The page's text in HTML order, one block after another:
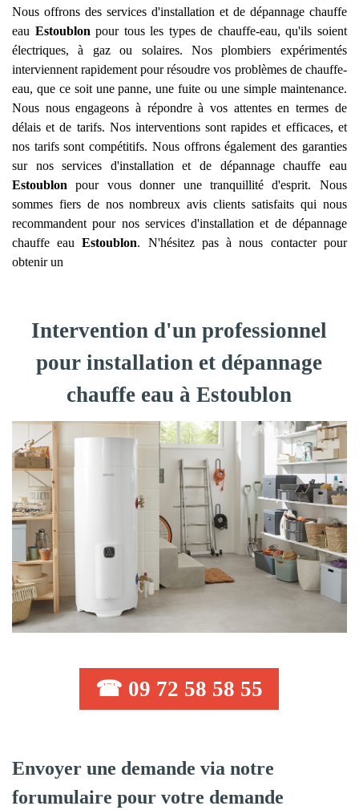
Nous offrons des services d'installation et de dépannage chauffe
eau Estoublon pour tous les types de chauffe-eau, qu'ils soient
électriques, à gaz ou solaires. Nos plombiers expérimentés
interviennent rapidement pour résoudre vos problèmes de chauffe-
eau, que ce soit une panne, une fuite ou une simple maintenance.
Nous nous engageons à répondre à vos attentes en termes de
délais et de tarifs. Nos interventions sont rapides et efficaces, et
nos tarifs sont compétitifs. Nous offrons également des garanties
sur nos services d'installation et de dépannage chauffe eau
Estoublon pour vous donner une tranquillité d'esprit. Nous
sommes fiers de nos nombreux avis clients satisfaits qui nous
recommandent pour nos services d'installation et de dépannage
chauffe eauEstoublon. N'hésitez pas à nous contacter pour
obtenir un
Intervention d'un professionnel
pour installation et dépannage
chauffe eau à Estoublon
☎ 09 72 58 58 55
Envoyer une demande via notre
forumulaire pour votre demande